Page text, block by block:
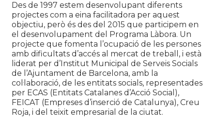
Des de 1997 estem desenvolupant diferents
projectes com a eina facilitadora per aquest
objectiu, però és des del 2015 que participem en
el desenvolupament del Programa Làbora. Un
projecte que fomenta l’ocupació de les persones
amb dificultats d’accés al mercat de treball, i està
liderat per d’Institut Municipal de Serveis Socials
de l’Ajuntament de Barcelona, amb la
col·laboració, de les entitats socials, representades
per ECAS (Entitats Catalanes d’Acció Social),
FEICAT (Empreses d’inserció de Catalunya), Creu
Roja, i del teixit empresarial de la ciutat.